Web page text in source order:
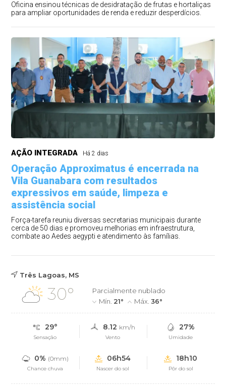
Oficina ensinou técnicas de desidratação de frutas e hortaliças
para ampliar oportunidades de renda e reduzir desperdícios.
AÇÃO INTEGRADA Há 2 dias
Operação Approximatus é encerrada na
Vila Guanabara com resultados
expressivos em saúde, limpeza e
assistência social
Força-tarefa reuniu diversas secretarias municipais durante
cerca de 50 dias e promoveu melhorias em infraestrutura,
combate ao Aedes aegypti e atendimento às famílias.
Três Lagoas, MS
30°
Parcialmente nublado
Mín. 21° Máx.36°
29°
Sensação
8.12 km/h
Vento
27%
Umidade
0% (0mm)
Chance chuva
06h54
Nascer do sol
18h10
Pôr do sol